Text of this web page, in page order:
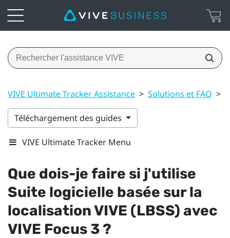
VIVE Ultimate Tracker Assistance > Solutions et FAQ >
Téléchargement des guides
VIVE Ultimate Tracker Menu
Que dois-je faire si j'utilise
Suite logicielle basée sur la
localisation VIVE (LBSS) avec
VIVE Focus 3?